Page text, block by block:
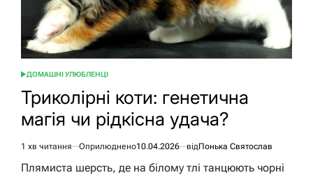
ОПУБЛІКУВАТИ
ДОМАШНІ УЛЮБЛЕНЦІ
Триколірні коти: генетична
магія чи рідкісна удача?
Орієнтовний
час
1 хв читання Оприлюднено10.04.2026 відПонька Святослав
Плямиста шерсть, де на білому тлі танцюють чорні